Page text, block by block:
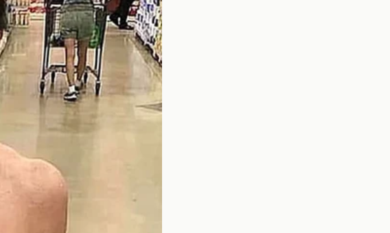
el Madrid
de dar más protagonismo a sus
han demostrado su potencial, y es
temporada. Esto podría llevar a una
vertebral del equipo, permitiendo al
nuevo capítulo. Su experiencia y
y sacar el máximo provecho
en la cohesión del equipo,